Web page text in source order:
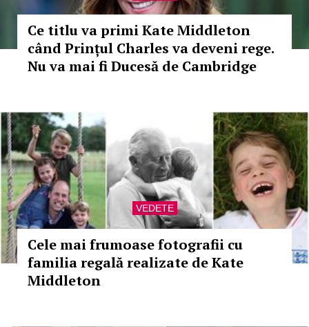
Ce titlu va primi Kate Middleton
când Prințul Charles va deveni rege.
Nu va mai fi Ducesă de Cambridge
VEDETE
Cele mai frumoase fotografii cu
familia regală realizate de Kate
Middleton